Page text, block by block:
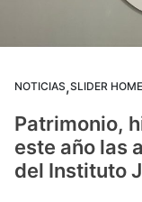
NOTICIAS,SLIDER HOME
Patrimonio,
este año las
del Instituto